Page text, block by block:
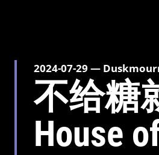
2024-07-29 —
不给糖
House